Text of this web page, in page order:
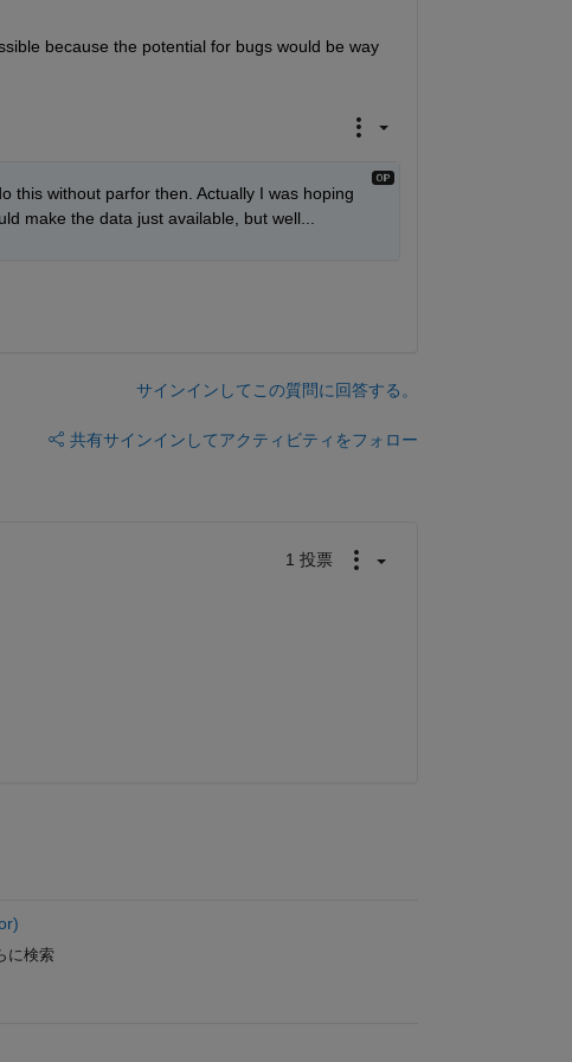
because the potential for bugs would be way
this without parfor then. Actually I was hoping
make the data just available, but well...
サインインしてこの質問に回答する。
共有サインインしてアクティビティをフォロー
1 投票
に検索